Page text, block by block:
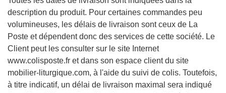
description du produit. Pour certaines commandes peu
volumineuses, les délais de livraison sont ceux de La
Poste et dépendent donc des services de cette société. Le
Client peut les consulter sur le site Internet
www.colisposte.fr et dans son espace client du site
mobilier-liturgique.com, à l'aide du suivi de colis. Toutefois,
à titre indicatif, un délai de livraison maximal sera indiqué